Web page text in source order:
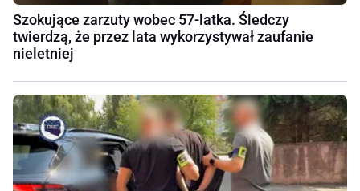
Szokujące zarzuty wobec 57-latka. Śledczy
twierdzą, że przez lata wykorzystywał zaufanie
nieletniej